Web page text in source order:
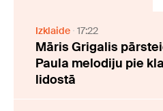
Izklaide 17:22
Māris Grigalis
Paula melodiju pie
lidostā